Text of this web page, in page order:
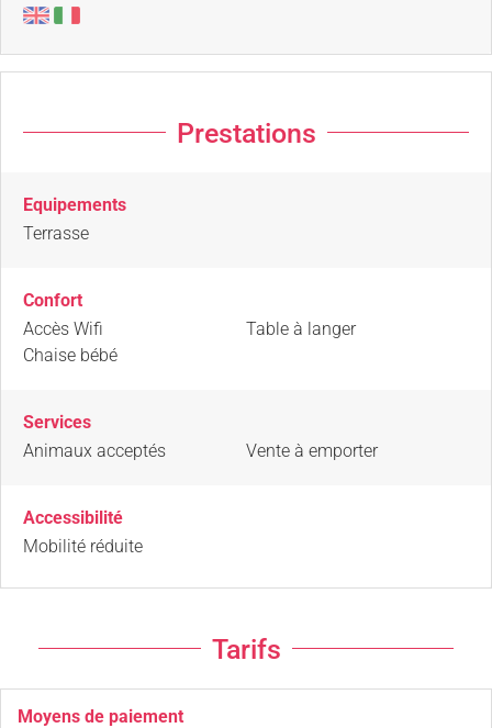
Prestations
Equipements
Terrasse
Confort
Accès Wifi
Chaise bébé
Table à langer
Services
Animaux acceptés
Vente à emporter
Accessibilité
Mobilité réduite
Tarifs
Moyens de paiement